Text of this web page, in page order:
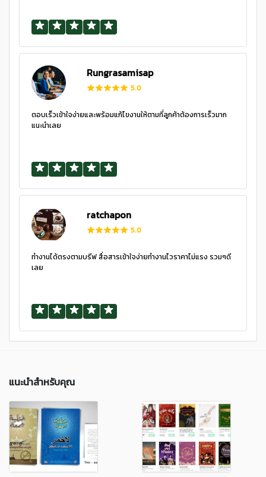
Rungrasamisap
5.0
ตอบเร็วเข้าใจง่ายและพร้อมแก้ไขงานให้ตามที่ลูกค้าต้องการเร็วมาก
แนะนำเลย
ratchapon
5.0
ทำงานได้ตรงตามบรีฟ สื่อสารเข้าใจง่ายทำงานไวราคาไม่แรง รวมๆดี
เลย
แนะนำสำหรับคุณ